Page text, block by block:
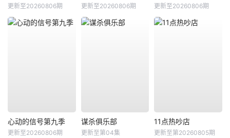
更新至20260806期 更新至20260806期 更新至20260806期
心动的信号第九季
更新至20260806期
谋杀俱乐部
更新至第04集
11点热吵店
更新至第20260805期